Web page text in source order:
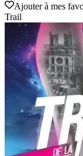
Ajouter à mes
Trail